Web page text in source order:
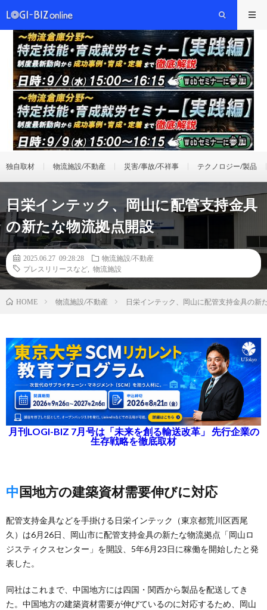
独自取材 物流施設/不動産 災害/事故/不祥事 テクノロジー/製品
日栄インテック、岡山に配管支持金具
の新たな物流拠点開設
2025.06.27 09:28:28
物流施設/不動産
プレスリリースなど
物流施設
HOME 物流施設/不動産 日栄インテック、岡山に配管支持金具の新
月刊LOGI-BIZ 7月号は「未来を創る輸送改革」 先行企業の
生存戦略を徹底取材
中国地方の建築資材需要伸びに対応
配管支持金具などを手掛ける日栄インテック（東京都荒川区西尾
久）は6月26日、岡山市に配管支持金具の新たな物流拠点「岡山ロ
ジスティクスセンター」を開設、5年6月23日に稼働を開始したと発
表した。
同社はこれまで、中国地方には四国・関西から製品を配送してき
た。中国地方の建築資材需要が伸びているのに対応するため、岡山